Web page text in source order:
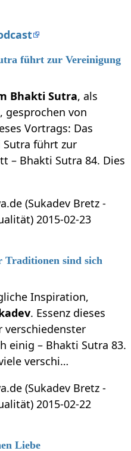
führt zur Vereinigung
Bhakti Sutra, als
von
Vortrags: Das
führt zur
– Bhakti Sutra 84. Dies
(Sukadev Bretz -
2015-02-23
Traditionen sind sich
Inspiration,
. Essenz dieses
verschiedenster
einig – Bhakti Sutra 83.
verschi…
(Sukadev Bretz -
2015-02-22
Liebe